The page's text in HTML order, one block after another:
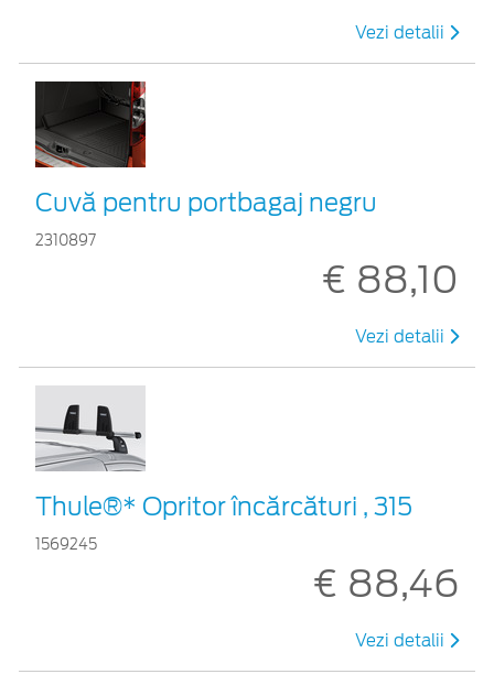
Vezi detalii
Cuvă pentru portbagaj negru
2310897
€ 88,10
Vezi detalii
Thule®* Opritor încărcături , 315
1569245
€ 88,46
Vezi detalii